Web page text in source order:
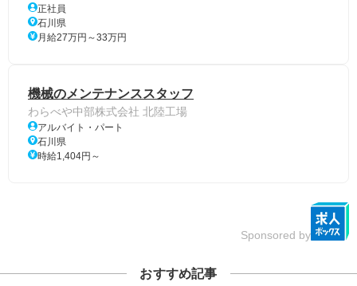
正社員
石川県
月給27万円～33万円
機械のメンテナンススタッフ
わらべや中部株式会社 北陸工場
アルバイト・パート
石川県
時給1,404円～
Sponsored by
おすすめ記事